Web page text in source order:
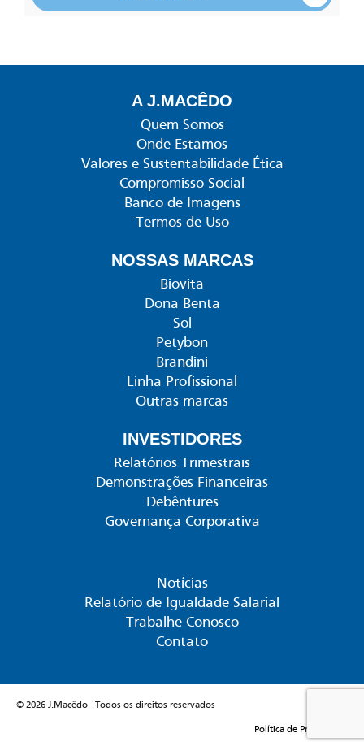
A J.MACÊDO
Quem Somos
Onde Estamos
Valores e Sustentabilidade Ética
Compromisso Social
Banco de Imagens
Termos de Uso
NOSSAS MARCAS
Biovita
Dona Benta
Sol
Petybon
Brandini
Linha Profissional
Outras marcas
INVESTIDORES
Relatórios Trimestrais
Demonstrações Financeiras
Debêntures
Governança Corporativa
Notícias
Relatório de Igualdade Salarial
Trabalhe Conosco
Contato
© 2026 J.Macêdo - Todos os direitos reservados
Política de Privacidade